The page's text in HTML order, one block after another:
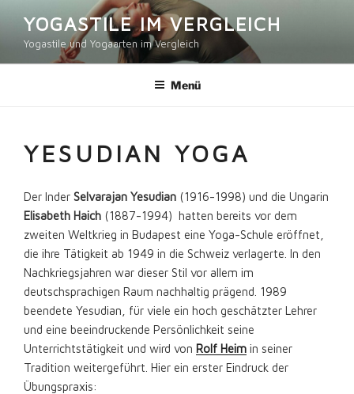
Inhalt
springen
YOGASTILE IM VERGLEICH
Yogastile und Yogaarten im Vergleich
Menü
YESUDIAN YOGA
Der Inder Selvarajan Yesudian (1916-1998) und die Ungarin
Elisabeth Haich (1887-1994) hatten bereits vor dem
zweiten Weltkrieg in Budapest eine Yoga-Schule eröffnet,
die ihre Tätigkeit ab 1949 in die Schweiz verlagerte. In den
Nachkriegsjahren war dieser Stil vor allem im
deutschsprachigen Raum nachhaltig prägend. 1989
beendete Yesudian, für viele ein hoch geschätzter Lehrer
und eine beeindruckende Persönlichkeit seine
Unterrichtstätigkeit und wird von Rolf Heim in seiner
Tradition weitergeführt. Hier ein erster Eindruck der
Übungspraxis: